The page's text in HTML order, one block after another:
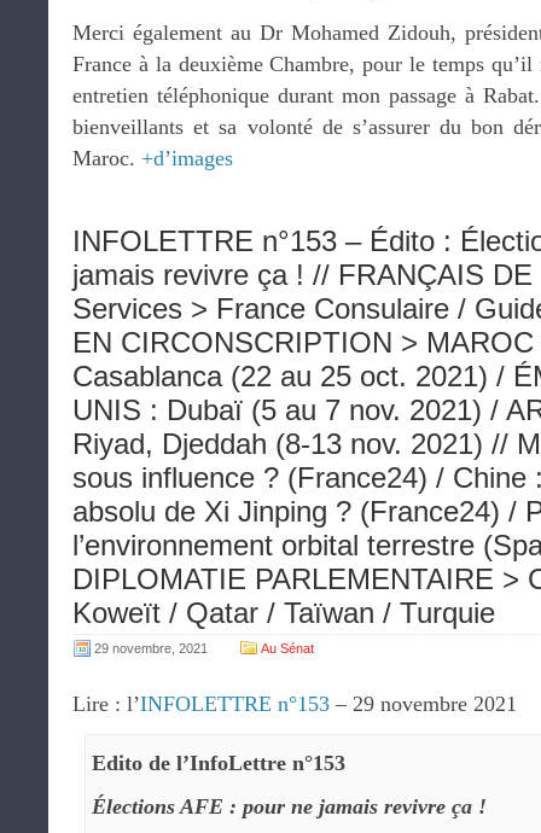
Merci également au Dr Mohamed Zidouh,
France à la deuxième Chambre, pour le temps qu’il
entretien téléphonique durant mon passage à
bienveillants et sa volonté de s’assurer du bon
Maroc. +d’images
INFOLETTRE n°153 – Édito :
jamais revivre ça ! // FRANÇAIS DE
Services > France Consulaire /
EN CIRCONSCRIPTION >
Casablanca (22 au 25 oct. 2021) /
UNIS : Dubaï (5 au 7 nov. 2021) /
Riyad, Djeddah (8-13 nov. 2021) //
sous influence ? (France24) / Chine
absolu de Xi Jinping ? (France24) /
l’environnement orbital terrestre
DIPLOMATIE PARLEMENTAIRE >
Koweït / Qatar / Taïwan / Turquie
29 novembre, 2021 Au Sénat
Lire : l’INFOLETTRE n°153 – 29 novembre 2021
Edito de l’InfoLettre n°153
Élections AFE : pour ne jamais revivre ça !